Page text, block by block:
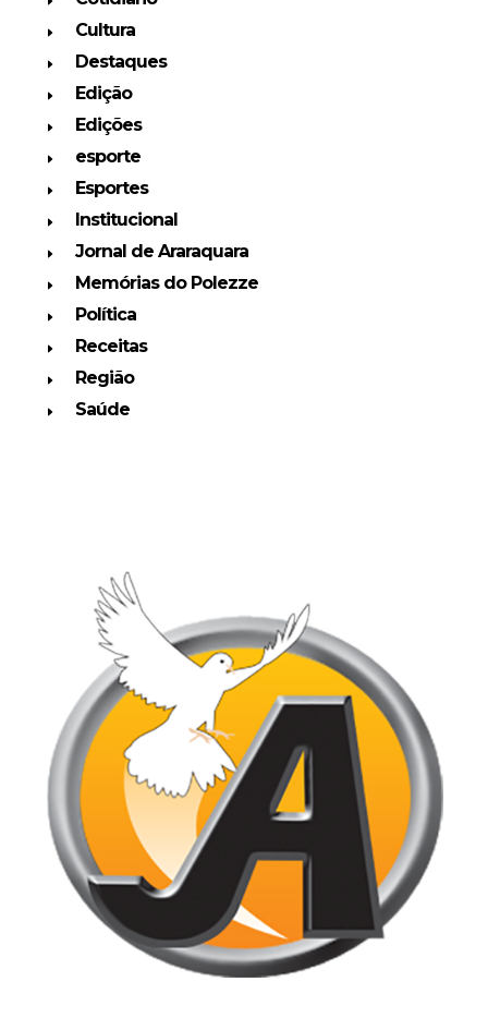
Cultura
Destaques
Edição
Edições
esporte
Esportes
Institucional
Jornal de Araraquara
Memórias do Polezze
Política
Receitas
Região
Saúde